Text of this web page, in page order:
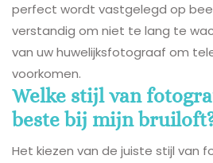
perfect wordt vastgelegd op
verstandig om niet te lang te
van uw huwelijksfotograaf om
voorkomen.
Welke stijl van
beste bij mijn
Het kiezen van de juiste stijl van